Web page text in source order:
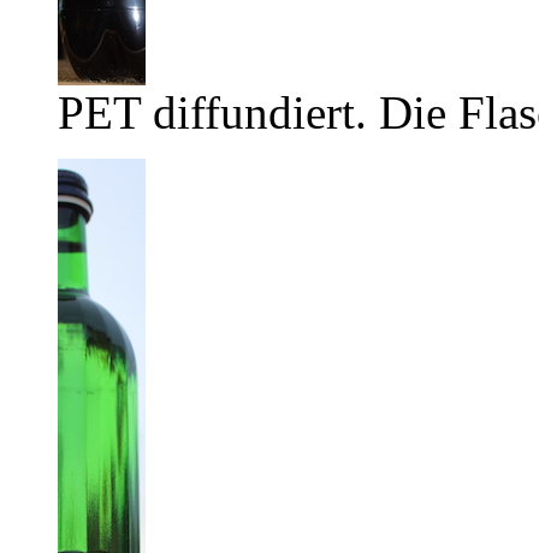
PET diffundiert. Die